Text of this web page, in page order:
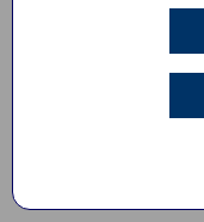
minutter.
Stikk